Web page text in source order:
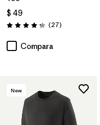
$ 49
Valoración: 4.2 / 5
(27Comentarios
)
Compara
New